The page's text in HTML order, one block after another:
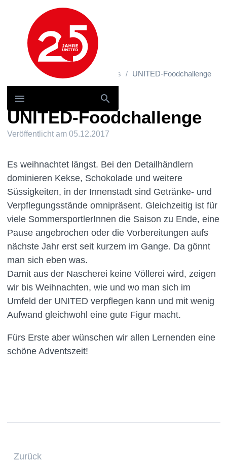
Hauptnavigation
News und Storys / News UNITED-Foodchallenge
UNITED-Foodchallenge
Veröffentlicht am 05.12.2017
Es weihnachtet längst. Bei den Detailhändlern
dominieren Kekse, Schokolade und weitere
Süssigkeiten, in der Innenstadt sind Getränke- und
Verpflegungsstände omnipräsent. Gleichzeitig ist für
viele SommersportlerInnen die Saison zu Ende, eine
Pause angebrochen oder die Vorbereitungen aufs
nächste Jahr erst seit kurzem im Gange. Da gönnt
man sich eben was.
Damit aus der Nascherei keine Völlerei wird, zeigen
wir bis Weihnachten, wie und wo man sich im
Umfeld der UNITED verpflegen kann und mit wenig
Aufwand gleichwohl eine gute Figur macht.
Fürs Erste aber wünschen wir allen Lernenden eine
schöne Adventszeit!
Zurück